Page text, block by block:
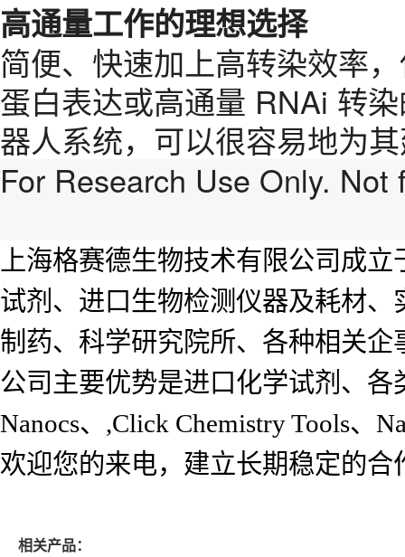
高通量工作的理想选择
简便、快速加上高转染效率
蛋白表达或高通量 RNAi 转
器人系统，可以很容易地为
For Research Use Only.
上海格赛德生物技术有限公司成立
试剂、进口生物检测仪器及耗材
制药、科学研究院所、各种相关企
公司主要优势是进口化学试剂、
Nanocs、,Click Chemistry Tools、
欢迎您的来电，建立长期稳定的合
相关产品：